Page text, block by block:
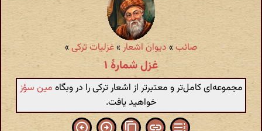
صائب » دیوان اشعار»غزلیات ترکی»
غزل شمارهٔ ۱
مجموعه‌ای کامل‌تر و معتبرتر از اشعار ترکی را در وبگاه مین سؤز
خواهید یافت.